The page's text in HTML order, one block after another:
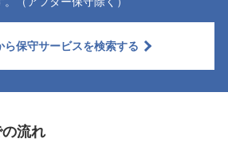
ら保守サービスを検索する
流れ